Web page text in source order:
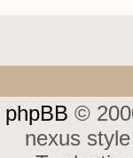
phpBB ©
nexus